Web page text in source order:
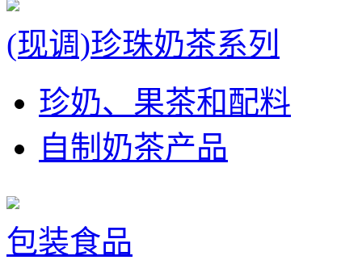
(现调)珍珠奶茶系列
珍奶、果茶和配料
自制奶茶产品
包装食品